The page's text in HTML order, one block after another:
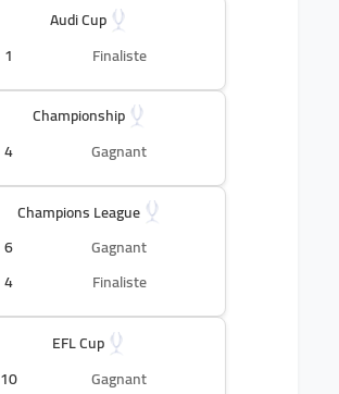
Audi Cup
Finaliste
1
Championship
Gagnant
4
Champions League
Gagnant
6
Finaliste
4
EFL Cup
Gagnant
10